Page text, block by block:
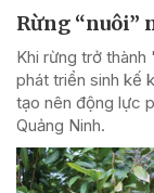
Rừng “nuôi”
Khi rừng trở thành
phát triển sinh kế
tạo nên động lực
Quảng Ninh.